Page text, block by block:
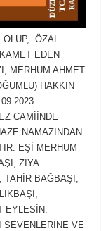
ÖZAL
EDEN
MERHUM AHMET
HAKKIN
CAMİİNDE
NAMAZINDAN
EŞİ MERHUM
ZİYA
BAĞBAŞI,
EYLESİN.
SEVENLERİNE VE